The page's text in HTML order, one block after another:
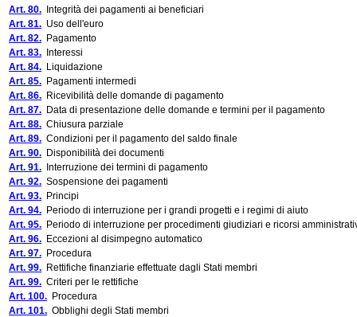
Art. 80. Integrità dei pagamenti ai beneficiari
Art. 81. Uso dell'euro
Art. 82. Pagamento
Art. 83. Interessi
Art. 84. Liquidazione
Art. 85. Pagamenti intermedi
Art. 86. Ricevibilità delle domande di pagamento
Art. 87. Data di presentazione delle domande e termini per il pagamento
Art. 88. Chiusura parziale
Art. 89. Condizioni per il pagamento del saldo finale
Art. 90. Disponibilità dei documenti
Art. 91. Interruzione dei termini di pagamento
Art. 92. Sospensione dei pagamenti
Art. 93. Principi
Art. 94. Periodo di interruzione per i grandi progetti e i regimi di aiuto
Art. 95. Periodo di interruzione per procedimenti giudiziari e ricorsi
Art. 96. Eccezioni al disimpegno automatico
Art. 97. Procedura
Art. 99. Rettifiche finanziarie effettuate dagli Stati membri
Art. 99. Criteri per le rettifiche
Art. 100. Procedura
Art. 101. Obblighi degli Stati membri